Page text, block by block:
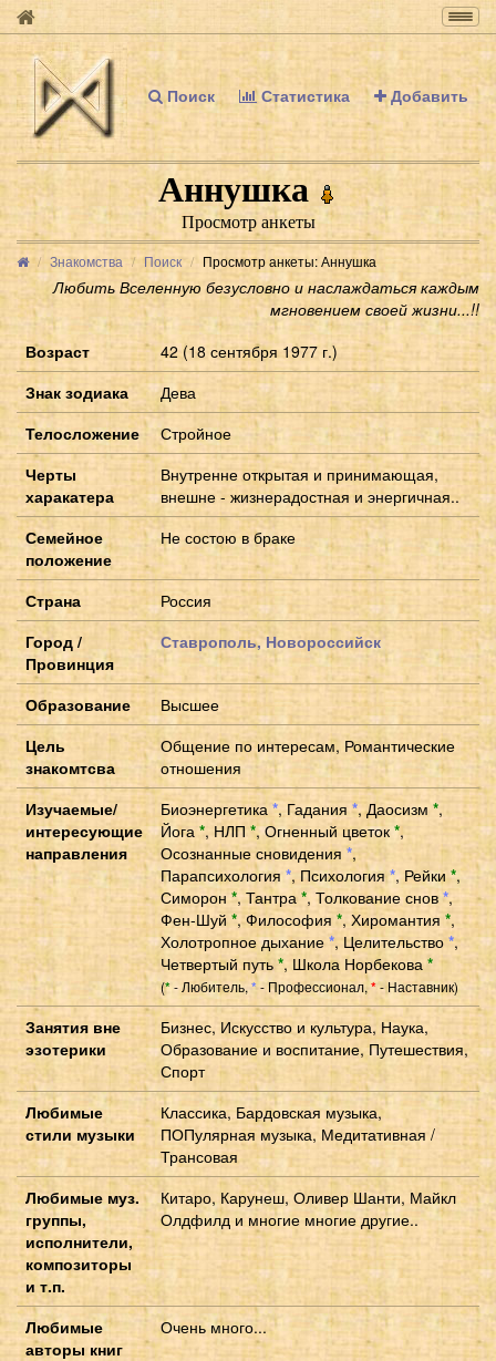
Поиск Статистика Добавить
Аннушка
Просмотр анкеты
Знакомства Поиск Просмотр анкеты: Аннушка
Любить Вселенную безусловно и наслаждаться каждым
мгновением своей жизни...!!
Возраст
42 (18 сентября 1977 г.)
Знак зодиака
Дева
Телосложение
Стройное
Черты
харакатера
Внутренне открытая и принимающая,
внешне - жизнерадостная и энергичная..
Семейное
положение
Не состою в браке
Страна
Россия
Город /
Провинция
Ставрополь, Новороссийск
Образование
Высшее
Цель
знакомтсва
Общение по интересам, Романтические
отношения
Изучаемые/
интересующие
направления
Биоэнергетика *,Гадания*,Даосизм *,
Йога *, НЛП *,Огненный цветок*,
Осознанные сновидения *,
Парапсихология *, Психология*, Рейки*,
Симорон*,Тантра *, Толкование снов *,
Фен-Шуй *, Философия *,Хиромантия *,
Холотропное дыхание *, Целительство *,
Четвертый путь *, Школа Норбекова *
(*- Любитель, * - Профессионал, *- Наставник)
Занятия вне
эзотерики
Бизнес, Искусство и культура, Наука,
Образование и воспитание, Путешествия,
Спорт
Любимые
стили музыки
Классика, Бардовская музыка,
ПОПулярная музыка, Медитативная /
Трансовая
Любимые муз.
группы,
исполнители,
композиторы
и т.п.
Китаро, Карунеш, Оливер Шанти, Майкл
Олдфилд и многие многие другие..
Любимые
авторы книг
Очень много...